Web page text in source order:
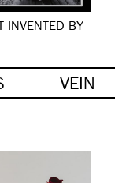
INVENTED BY
VEIN